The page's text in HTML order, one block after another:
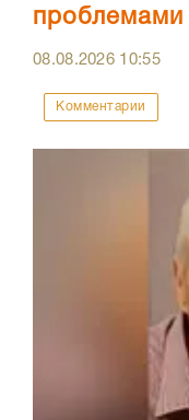
проблемами
08.08.2026 10:55
Комментарии